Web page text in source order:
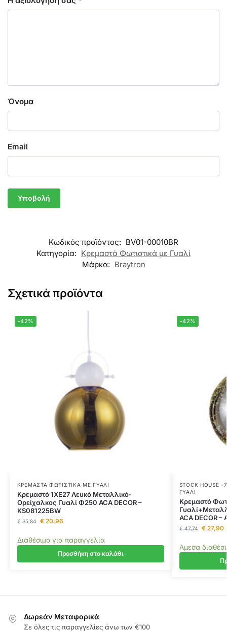
Όνομα
Email
Κωδικός προϊόντος: BV01-00010BR
Κατηγορία: Κρεμαστά Φωτιστικά με Γυαλί
Μάρκα: Braytron
Σχετικά προϊόντα
-42%
ΚΡΕΜΑΣΤΆ ΦΩΤΙΣΤΙΚΆ ΜΕ ΓΥΑΛΊ
Κρεμαστό 1ΧΕ27 Λευκό Μεταλλικό-
Ορείχαλκος Γυαλί Φ250 ACA DECOR –
KS081225BW
€35,84 €20,96
Διαθέσιμο για παραγγελία
Προσθήκη στο καλάθι
-42%
STOCK HOUSE -
ΓΥΑΛΊ
Κρεμαστό
ACA DECOR –
€47,74 €27,90
Άμεσα
Δωρεάν Μεταφορικά
Σε όλες τις παραγγελίες άνω των €100